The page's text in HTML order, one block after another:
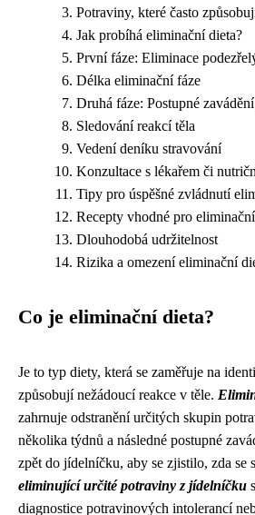
Potraviny, které často
Jak probíhá eliminační dieta?
První fáze: Eliminace
Délka eliminační fáze
Druhá fáze: Postupné
Sledování reakcí těla
Vedení deníku stravování
Konzultace s lékařem či
Tipy pro úspěšné zvládnutí
Recepty vhodné pro
Dlouhodobá udržitelnost
Rizika a omezení eliminační
Co je eliminační dieta?
Je to typ diety, která se zaměřuje na
způsobují nežádoucí reakce v těle.
zahrnuje odstranění určitých skupin
několika týdnů a následné postupné
zpět do jídelníčku, aby se zjistilo, zda se
eliminující určité potraviny z jídelníčku
diagnostice potravinových intolerancí